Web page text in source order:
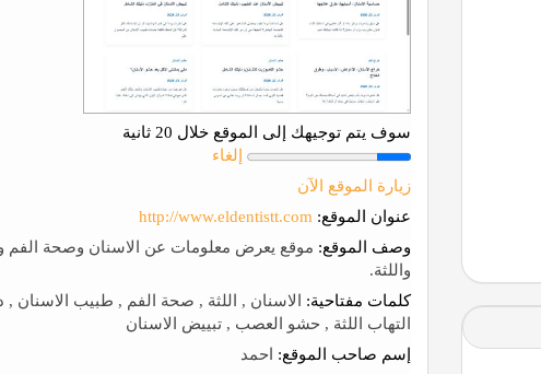
سوف يتم توجيهك إلى الموقع خلال 20 ثانية
إلغاء
زيارة الموقع الآن
عنوان الموقع: http://www.eldentistt.com
وصف الموقع: موقع يعرض معلومات عن الاسنان وصحة الفم
واللثة.
كلمات مفتاحية: الاسنان , اللثة , صحة الفم , طبيب الاسنان
التهاب اللثة , حشو العصب , تبييض الاسنان
إسم صاحب الموقع: احمد